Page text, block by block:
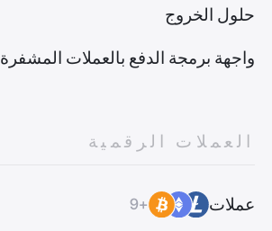
حلول الخروج
واجهة برمجة الدفع بالعملات المشفرة
العملات الرقمية
عملات +9